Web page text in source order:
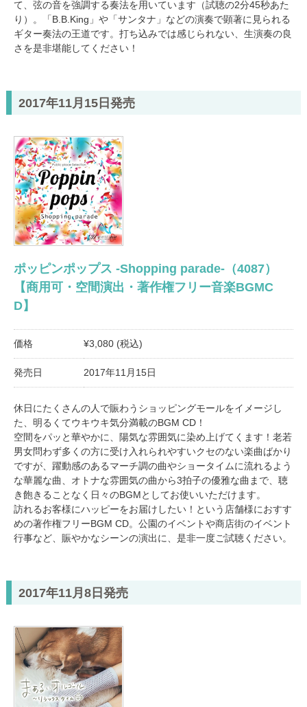
て、弦の音を強調する奏法を用いています（試聴の2分45秒あた
り）。「B.B.King」や「サンタナ」などの演奏で顕著に見られる
ギター奏法の王道です。打ち込みでは感じられない、生演奏の良
さを是非堪能してください！
2017年11月15日発売
ポッピンポップス -Shopping parade-（4087）
【商用可・空間演出・著作権フリー音楽BGMC
D】
価格 ¥3,080 (税込)
発売日 2017年11月15日
休日にたくさんの人で賑わうショッピングモールをイメージし
た、明るくてウキウキ気分満載のBGM CD！
空間をパッと華やかに、陽気な雰囲気に染め上げてくます！老若
男女問わず多くの方に受け入れられやすいクセのない楽曲ばかり
ですが、躍動感のあるマーチ調の曲やショータイムに流れるよう
な華麗な曲、オトナな雰囲気の曲から3拍子の優雅な曲まで、聴
き飽きることなく日々のBGMとしてお使いいただけます。
訪れるお客様にハッピーをお届けしたい！という店舗様におすす
めの著作権フリーBGM CD。公園のイベントや商店街のイベント
行事など、賑やかなシーンの演出に、是非一度ご試聴ください。
2017年11月8日発売